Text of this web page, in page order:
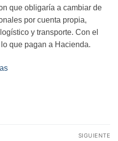
que obligaría a cambiar de
por cuenta propia,
y transporte. Con el
que pagan a Hacienda.
SIGUIENTE